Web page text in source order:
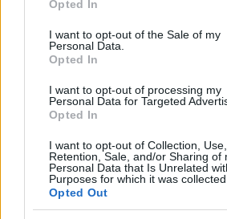
use your data for below specified
consent section.
Opted In
I want to opt-out of the Sale of my
Personal Data.
Opted In
I want to opt-out of processing my
Personal Data for Targeted
Opted In
I want to opt-out of Collection, Use,
Retention, Sale, and/or Sharing of
Personal Data that Is Unrelated
Purposes for which it was collected.
Opted Out
¿Recomendable?
El Getafe ha
cuarta
Rodrigo Mendoza